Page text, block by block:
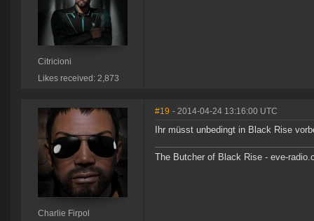
Citricioni
Likes received: 2,873
Charlie Firpol
#19 - 2014-04-24 13:16:00 UTC
Ihr müsst unbedingt in Black Rise
The Butcher of Black Rise - eve-